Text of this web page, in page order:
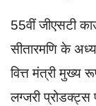
55वीं जीएसटी
सीतारमणि के
वित्त मंत्री
लग्जरी प्रोडक्ट्स